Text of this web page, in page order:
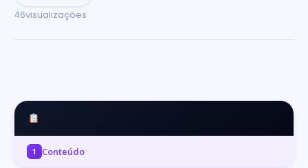
46visualizações
1 Conteúdo